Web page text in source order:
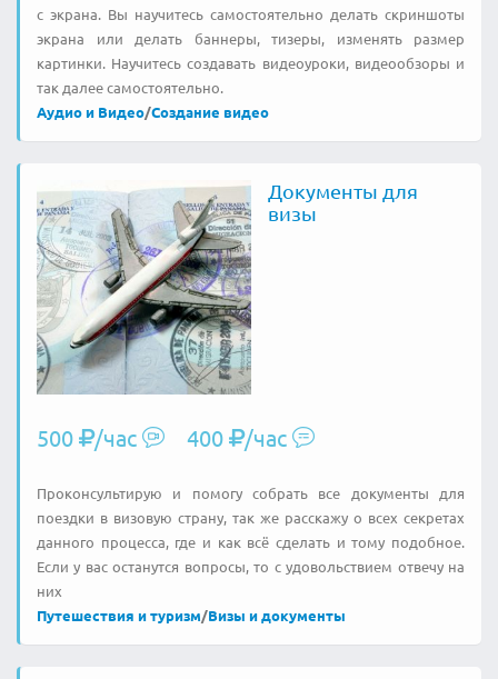
с экрана. Вы научитесь самостоятельно делать скриншоты
экрана или делать баннеры, тизеры, изменять размер
картинки. Научитесь создавать видеоуроки, видеообзоры и
так далее самостоятельно.
Аудио и Видео/Создание видео
Документы для
визы
500 /час 400 /час
Проконсультирую и помогу собрать все документы для
поездки в визовую страну, так же расскажу о всех секретах
данного процесса, где и как всё сделать и тому подобное.
Если у вас останутся вопросы, то с удовольствием отвечу на
них
Путешествия и туризм/Визы и документы